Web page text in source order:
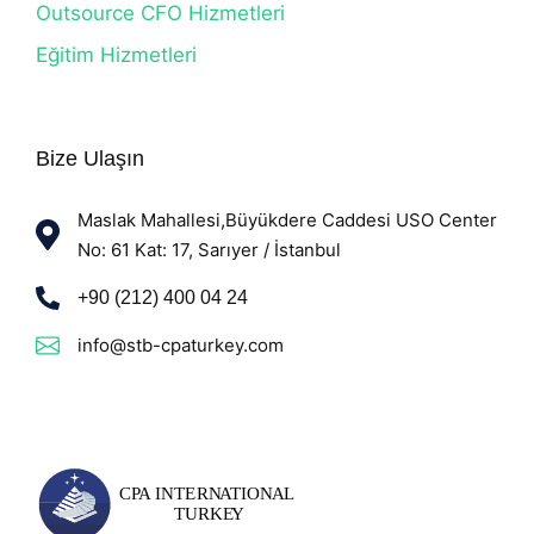
Outsource CFO Hizmetleri
Eğitim Hizmetleri
Bize Ulaşın
Maslak Mahallesi,Büyükdere Caddesi USO Center
No: 61 Kat: 17, Sarıyer / İstanbul
+90 (212) 400 04 24
info@stb-cpaturkey.com